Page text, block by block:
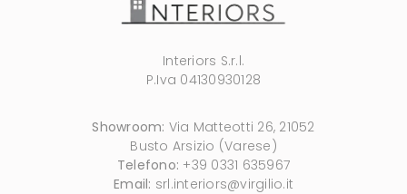
Interiors S.r.l.
P.Iva 04130930128
Showroom: Via Matteotti 26, 21052
Busto Arsizio (Varese)
Telefono: +39 0331 635967
Email: srl.interiors@virgilio.it